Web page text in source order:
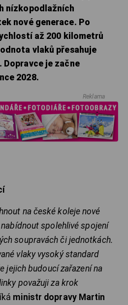
nízkopodlažních
nové generace. Po
až 200 kilometrů
vlaků přesahuje
Dopravce je začne
2028.
Reklama
na české koleje nové
spolehlivé spojení
soupravách či jednotkách.
vlaky vysoký standard
jejich budoucí zařazení na
považuji za krok
ministr dopravy Martin